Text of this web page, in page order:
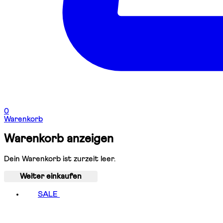
0
Warenkorb
Warenkorb anzeigen
Dein Warenkorb ist zurzeit leer.
Weiter einkaufen
SALE